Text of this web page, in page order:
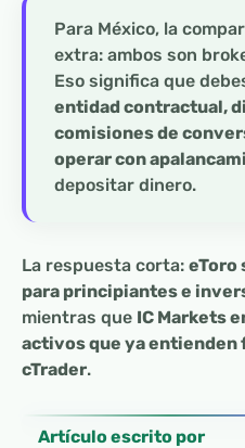
Para México, la
extra: ambos son
Eso significa que
entidad contractual,
comisiones de
operar con
depositar dinero.
La respuesta corta: eToro
para principiantes e
mientras que IC Markets
activos que ya entienden
cTrader.
Artículo escrito por